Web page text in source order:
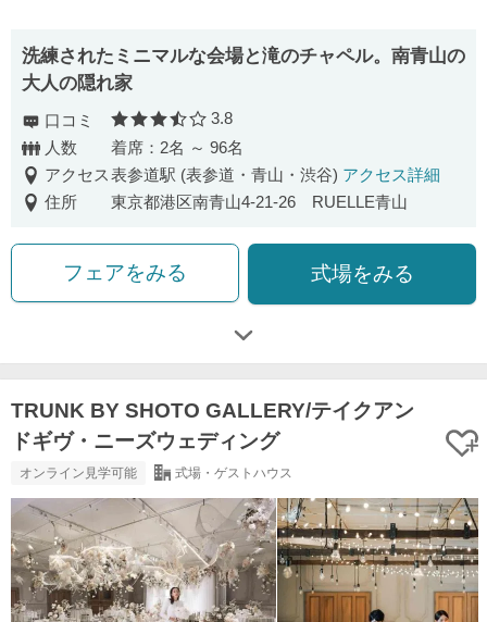
洗練されたミニマルな会場と滝のチャペル。南青山の
大人の隠れ家
口コミ 口コミ評価
3.8
人数
着席：2名 ～ 96名
アクセス表参道駅 (表参道・青山・渋谷) アクセス詳細
住所
東京都港区南青山4-21-26 RUELLE青山
フェアをみる 式場をみる
TRUNK BY SHOTO GALLERY/テイクアン
ドギヴ・ニーズウェディング
オンライン見学可能 式場・ゲストハウス